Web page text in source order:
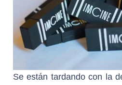
Se están tardando con la